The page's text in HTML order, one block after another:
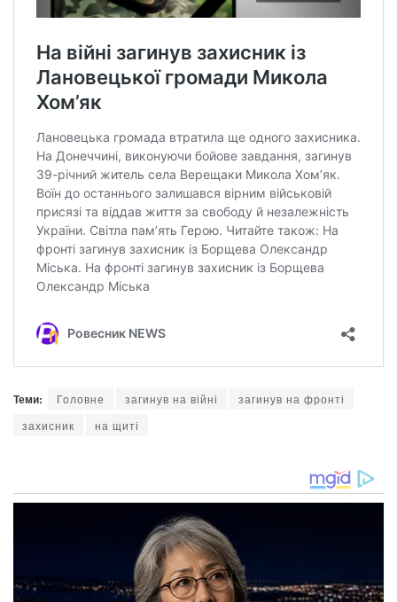
Теми: Головне загинув на війні
загинув на фронті
захисник
на щиті